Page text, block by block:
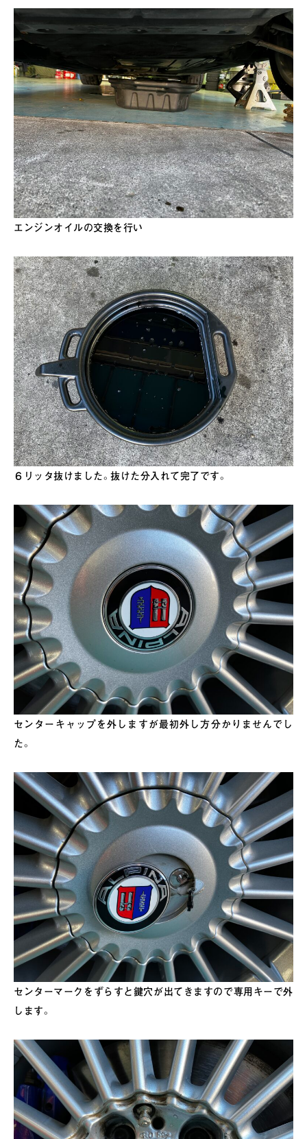
エンジンオイルの交換を行い
６リッタ抜けました。抜けた分入れて完了です。
センターキャップを外しますが最初外し方分かりませんでし
た。
センターマークをずらすと鍵穴が出てきますので専用キーで外
します。